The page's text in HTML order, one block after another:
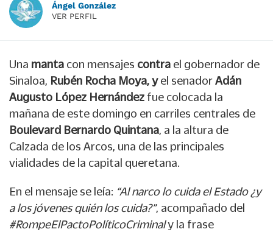
Ángel González
VER PERFIL
Una manta con mensajes contra el gobernador de
Sinaloa, Rubén Rocha Moya, y el senador Adán
Augusto López Hernández fue colocada la
mañana de este domingo en carriles centrales de
Boulevard Bernardo Quintana, a la altura de
Calzada de los Arcos, una de las principales
vialidades de la capital queretana.
En el mensaje se leía: “Al narco lo cuida el Estado ¿y
a los jóvenes quién los cuida?”, acompañado del
#RompeElPactoPolíticoCriminaly la frase